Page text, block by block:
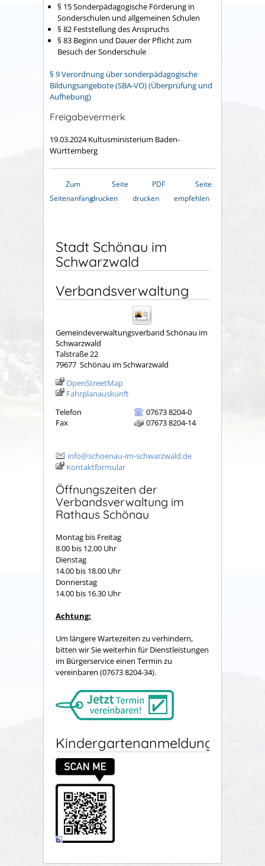
§ 15 Sonderpädagogische Förderung in
Sonderschulen und allgemeinen Schulen
§ 82 Feststellung des Anspruchs
§ 83 Beginn und Dauer der Pflicht zum
Besuch der Sonderschule
§ 9 Verordnung über sonderpädagogische
Bildungsangebote (SBA-VO) (Überprüfung und
Aufhebung)
Freigabevermerk
19.03.2024 Kultusministerium Baden-
Württemberg
Zum
Seitenanfang
Seite
drucken
PDF
drucken
Seite
empfehlen
Stadt Schönau im
Schwarzwald
Verbandsverwaltung
Gemeindeverwaltungsverband Schönau im
Schwarzwald
Talstraße 22
79677 Schönau im Schwarzwald
OpenStreetMap
Fahrplanauskunft
Telefon
07673 8204-0
Fax
07673 8204-14
info@schoenau-im-schwarzwald.de
Kontaktformular
Öffnungszeiten der
Verbandsverwaltung im
Rathaus Schönau
Montag bis Freitag
8.00 bis 12.00 Uhr
Dienstag
14.00 bis 18.00 Uhr
Donnerstag
14.00 bis 16.30 Uhr
Achtung:
Um längere Wartezeiten zu verhindern,
bitten wir Sie weiterhin für Dienstleistungen
im Bürgerservice einen Termin zu
vereinbaren (07673 8204-34).
Kindergartenanmeldung